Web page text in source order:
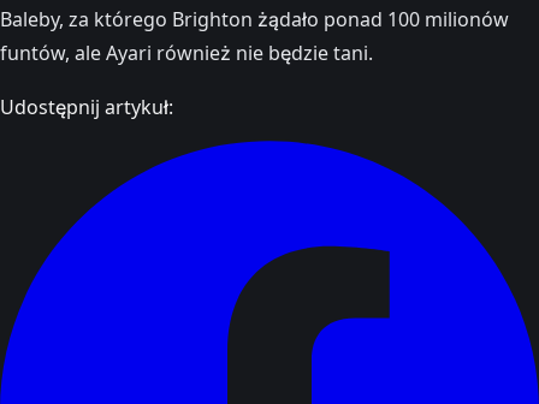
Baleby, za którego Brighton żądało ponad 100 milionów
funtów, ale Ayari również nie będzie tani.
Udostępnij artykuł: